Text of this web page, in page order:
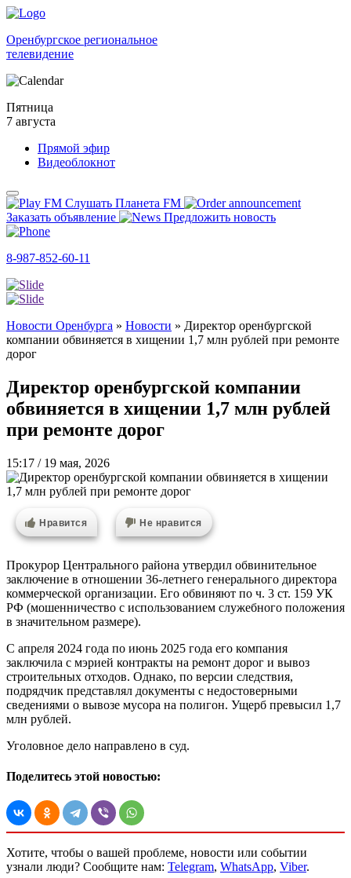
Оренбургское региональное
телевидение
Пятница
7 августа
Прямой эфир
Видеоблокнот
Слушать Планета FM
Заказать объявление
Предложить новость
8-987-852-60-11
Новости Оренбурга » Новости » Директор оренбургской
компании обвиняется в хищении 1,7 млн рублей при ремонте
дорог
Директор оренбургской компании
обвиняется в хищении 1,7 млн рублей
при ремонте дорог
15:17 / 19 мая, 2026
Нравится Не нравится
Прокурор Центрального района утвердил обвинительное
заключение в отношении 36-летнего генерального директора
коммерческой организации. Его обвиняют по ч. 3 ст. 159 УК
РФ (мошенничество с использованием служебного положения
в значительном размере).
С апреля 2024 года по июнь 2025 года его компания
заключила с мэрией контракты на ремонт дорог и вывоз
строительных отходов. Однако, по версии следствия,
подрядчик представлял документы с недостоверными
сведениями о вывозе мусора на полигон. Ущерб превысил 1,7
млн рублей.
Уголовное дело направлено в суд.
Поделитесь этой новостью:
Хотите, чтобы о вашей проблеме, новости или событии
узнали люди? Сообщите нам: Telegram, WhatsApp, Viber.